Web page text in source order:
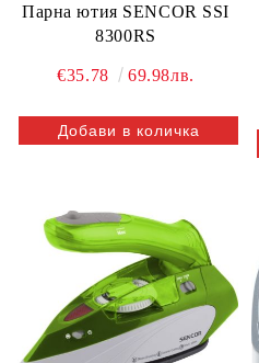
Парна ютия SENCOR SSI
8300RS
€35.78 69.98лв.